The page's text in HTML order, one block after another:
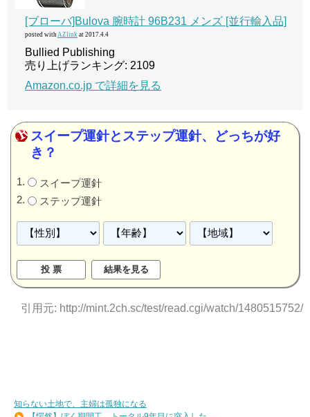
[ブローバ]Bulova 腕時計 96B231 メンズ [並行輸入品]
posted withAZlink at 2017.4.4
Bullied Publishing
売り上げランキング: 2109
Amazon.co.jp で詳細を見る
スイープ運針とステップ運針、どっちが好
き？
スイープ運針
ステップ運針
引用元: http://mint.2ch.sc/test/read.cgi/watch/1480515752/
知らない土地で、主婦は孤独になる